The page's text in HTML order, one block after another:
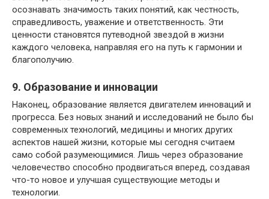
осознавать значимость таких понятий, как честность,
справедливость, уважение и ответственность. Эти
ценности становятся путеводной звездой в жизни
каждого человека, направляя его на путь к гармонии и
благополучию.
9. Образование и инновации
Наконец, образование является двигателем инноваций и
прогресса. Без новых знаний и исследований не было бы
современных технологий, медицины и многих других
аспектов нашей жизни, которые мы сегодня считаем
само собой разумеющимися. Лишь через образование
человечество способно продвигаться вперед, создавая
что-то новое и улучшая существующие методы и
технологии.